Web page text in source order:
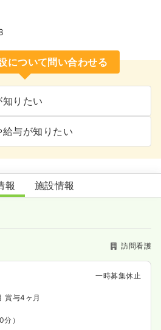
について問い合わせる
りたい
与が知りたい
護リハビリステーション
報 施設情報
訪問看護
一時募集休止
賞与4ヶ月
分）